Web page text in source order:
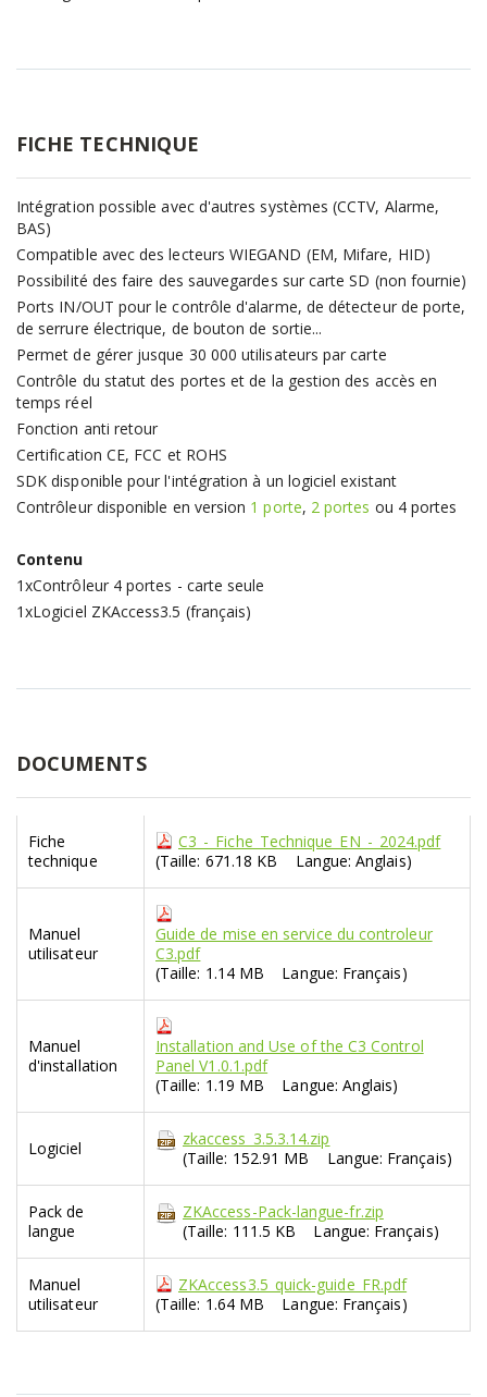
FICHE TECHNIQUE
Intégration possible avec d'autres systèmes (CCTV, Alarme,
BAS)
Compatible avec des lecteurs WIEGAND (EM, Mifare, HID)
Possibilité des faire des sauvegardes sur carte SD (non fournie)
Ports IN/OUT pour le contrôle d'alarme, de détecteur de porte,
de serrure électrique, de bouton de sortie...
Permet de gérer jusque 30 000 utilisateurs par carte
Contrôle du statut des portes et de la gestion des accès en
temps réel
Fonction anti retour
Certification CE, FCC et ROHS
SDK disponible pour l'intégration à un logiciel existant
Contrôleur disponible en version 1 porte, 2 portes ou 4 portes
Contenu
1xContrôleur 4 portes - carte seule
1xLogiciel ZKAccess3.5 (français)
DOCUMENTS
Fiche
technique
C3_-_Fiche_Technique_EN_-_2024.pdf
(Taille: 671.18 KB Langue: Anglais)
Manuel
utilisateur
Guide de mise en service du controleur
C3.pdf
(Taille: 1.14 MB Langue: Français)
Manuel
d'installation
Installation and Use of the C3 Control
Panel V1.0.1.pdf
(Taille: 1.19 MB Langue: Anglais)
Logiciel
zkaccess_3.5.3.14.zip
(Taille: 152.91 MB Langue: Français)
Pack de
langue
ZKAccess-Pack-langue-fr.zip
(Taille: 111.5 KB Langue: Français)
Manuel
utilisateur
ZKAccess3.5_quick-guide_FR.pdf
(Taille: 1.64 MB Langue: Français)